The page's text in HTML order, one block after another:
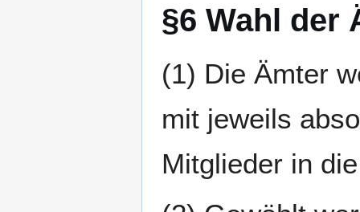
§6 Wahl der
(1) Die Ämter
mit jeweils
Mitglieder in